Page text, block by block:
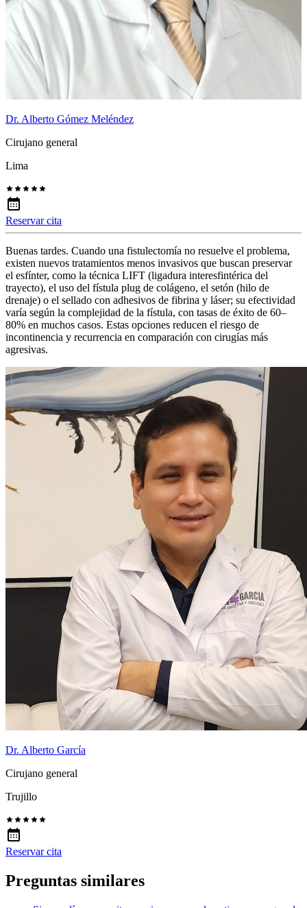
Dr. Alberto Gómez Meléndez
Cirujano general
Lima
Reservar cita
Buenas tardes. Cuando una fistulectomía no resuelve el problema,
existen nuevos tratamientos menos invasivos que buscan preservar
el esfínter, como la técnica LIFT (ligadura interesfintérica del
trayecto), el uso del fístula plug de colágeno, el setón (hilo de
drenaje) o el sellado con adhesivos de fibrina y láser; su efectividad
varía según la complejidad de la fístula, con tasas de éxito de 60–
80% en muchos casos. Estas opciones reducen el riesgo de
incontinencia y recurrencia en comparación con cirugías más
agresivas.
Dr. Alberto García
Cirujano general
Trujillo
Reservar cita
Preguntas similares